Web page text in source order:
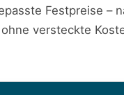
Festpreise –
versteckte